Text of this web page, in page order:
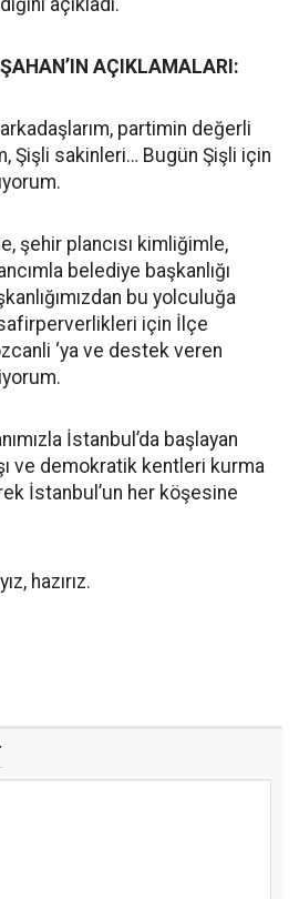
açıkladı.
AÇIKLAMALARI:
partimin değerli
Şişli sakinleri… Bugün Şişli için
şehir plancısı kimliğimle,
belediye başkanlığı
bu yolculuğa
için İlçe
‘ya ve destek veren
İstanbul’da başlayan
ve demokratik kentleri kurma
İstanbul’un her köşesine
hazırız.